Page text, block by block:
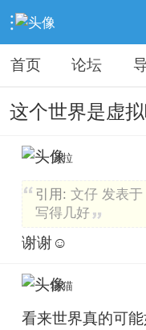
› KAIPINGREN › 原创
首页 论坛
这个世界是虚拟
贝拉
引用: 文仔 发表于
写得几好
谢谢☺️
猫猫
看来世界真的可